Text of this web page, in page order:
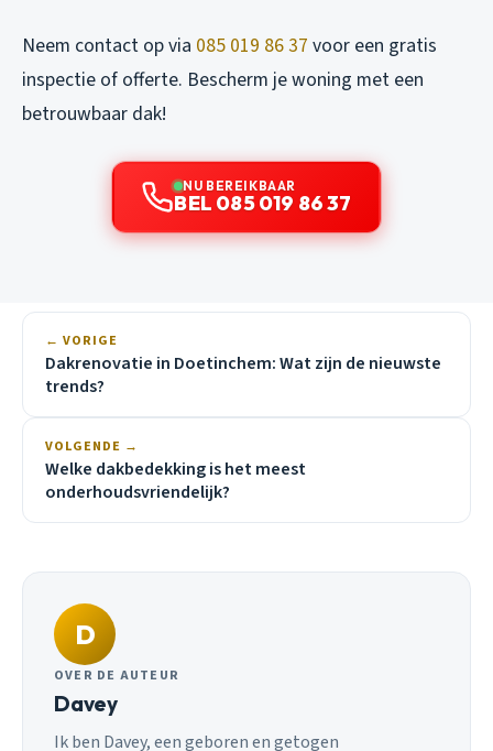
Neem contact op via 085 019 86 37 voor een gratis
inspectie of offerte. Bescherm je woning met een
betrouwbaar dak!
NU BEREIKBAAR
BEL 085 019 86 37
← VORIGE
Dakrenovatie in Doetinchem: Wat zijn de nieuwste
trends?
VOLGENDE →
Welke dakbedekking is het meest
onderhoudsvriendelijk?
D
OVER DE AUTEUR
Davey
Ik ben Davey, een geboren en getogen